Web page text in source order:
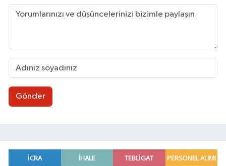
Gönder